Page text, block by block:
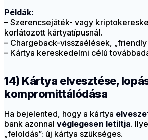
Példák:
– Szerencsejáték- vagy
korlátozott kártyatípusnál.
– Chargeback-visszaélések,
– Kártya kereskedelmi célú
14) Kártya elvesztése,
kompromittálódása
Ha bejelented, hogy a kártya
bank azonnal véglegesen letiltja.
„feloldás”: új kártya szükséges.